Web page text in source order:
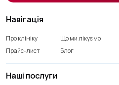
Навігація
Про клініку Що ми лікуємо
Прайс-лист
Блог
Наші послуги